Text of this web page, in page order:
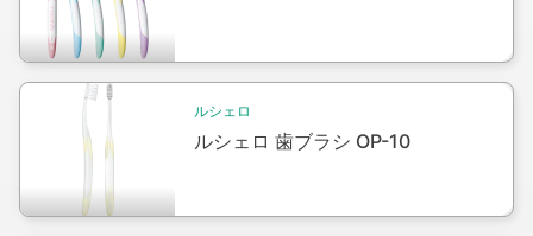
Packshot
ルシェロ
ルシェロ 歯ブラシ OP-10